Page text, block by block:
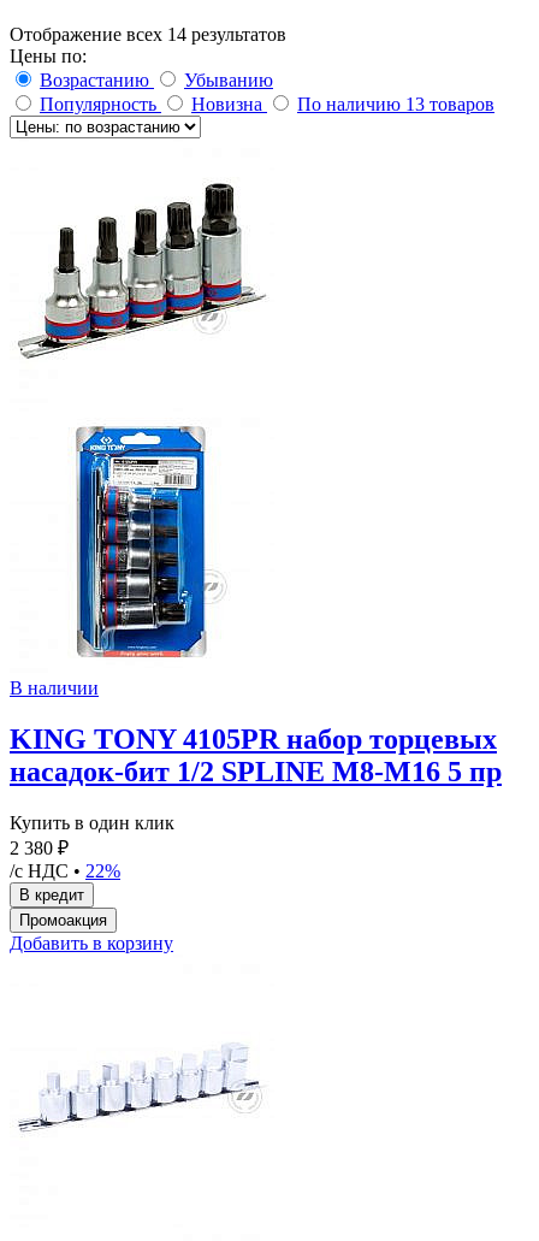
Отображение всех 14 результатов
Цены по:
Возрастанию
Убыванию
Популярность
Новизна По наличию 13 товаров
В наличии
KING TONY 4105PR набор торцевых
насадок-бит 1/2 SPLINE М8-М16 5 пр
Купить в один клик
2 380 ₽
/с НДС • 22%
Добавить в корзину